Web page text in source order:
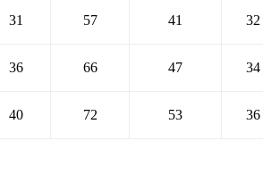
31 57 41 32
36 66 47 34
40 72 53 36